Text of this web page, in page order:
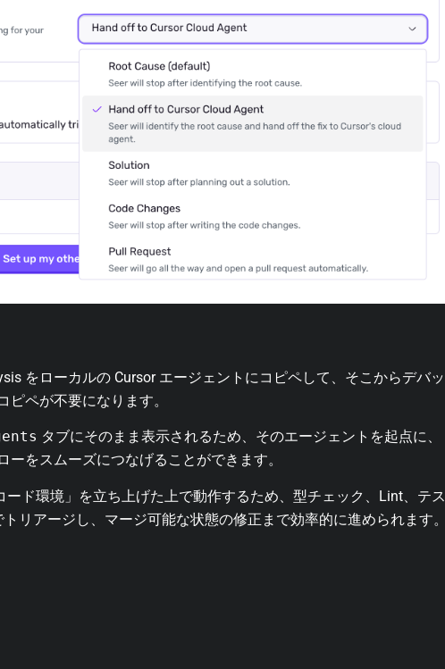
をローカルの Cursor エージェントにコピペして、そこからデバッ
ペが不要になります。
タブにそのまま表示されるため、そのエージェントを起点に、
をスムーズにつなげることができます。
ード環境」を立ち上げた上で動作するため、型チェック、Lint、テス
リアージし、マージ可能な状態の修正まで効率的に進められます。